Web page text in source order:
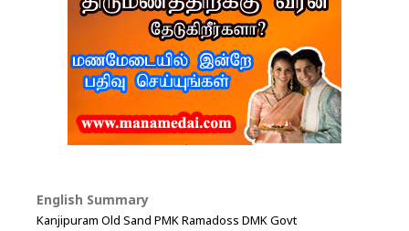
English Summary
Kanjipuram Old Sand PMK Ramadoss DMK Govt